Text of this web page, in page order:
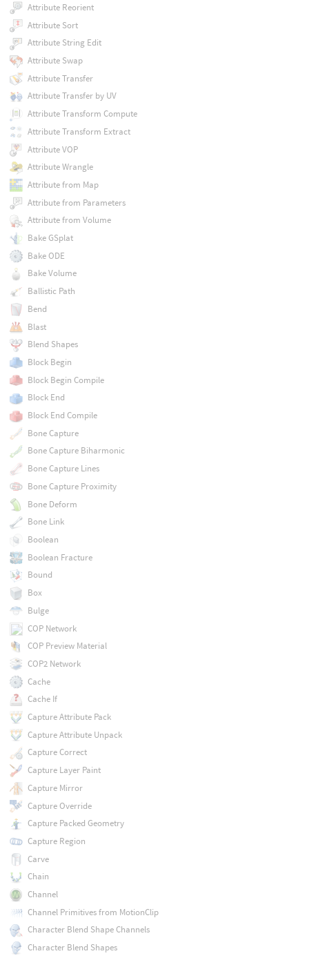
Attribute Reorient
Attribute Sort
Attribute String Edit
Attribute Swap
Attribute Transfer
Attribute Transfer by UV
Attribute Transform Compute
Attribute Transform Extract
Attribute VOP
Attribute Wrangle
Attribute from Map
Attribute from Parameters
Attribute from Volume
Bake GSplat
Bake ODE
Bake Volume
Ballistic Path
Bend
Blast
Blend Shapes
Block Begin
Block Begin Compile
Block End
Block End Compile
Bone Capture
Bone Capture Biharmonic
Bone Capture Lines
Bone Capture Proximity
Bone Deform
Bone Link
Boolean
Boolean Fracture
Bound
Box
Bulge
COP Network
COP Preview Material
COP2 Network
Cache
Cache If
Capture Attribute Pack
Capture Attribute Unpack
Capture Correct
Capture Layer Paint
Capture Mirror
Capture Override
Capture Packed Geometry
Capture Region
Carve
Chain
Channel
Channel Primitives from MotionClip
Character Blend Shape Channels
Character Blend Shapes